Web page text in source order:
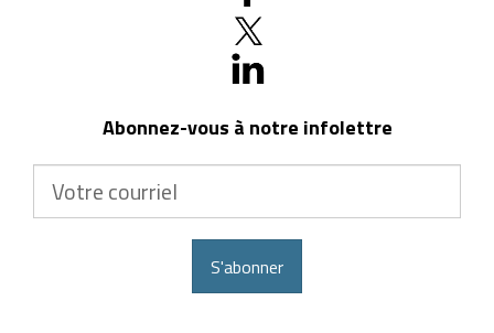
Abonnez-vous à notre infolettre
S'abonner